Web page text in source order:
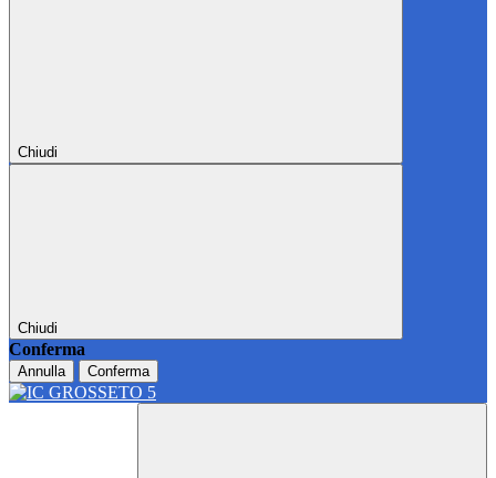
Chiudi
Chiudi
Conferma
Annulla Conferma